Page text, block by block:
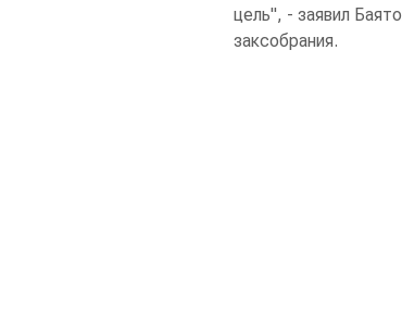
цель", - заявил
заксобрания.